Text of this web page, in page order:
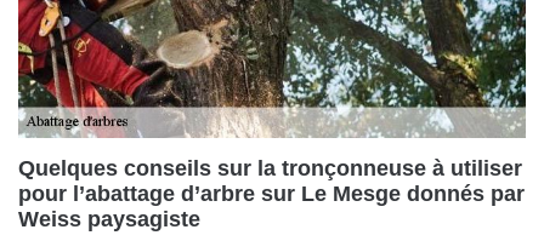
Quelques conseils sur la tronçonneuse à utiliser
pour l’abattage d’arbre sur Le Mesge donnés par
Weiss paysagiste